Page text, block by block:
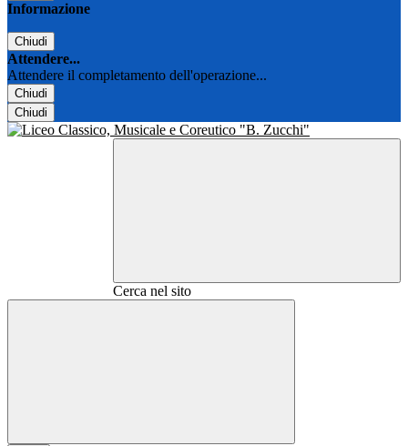
Informazione
Chiudi
Attendere...
Attendere il completamento dell'operazione...
Chiudi
Chiudi
Cerca nel sito